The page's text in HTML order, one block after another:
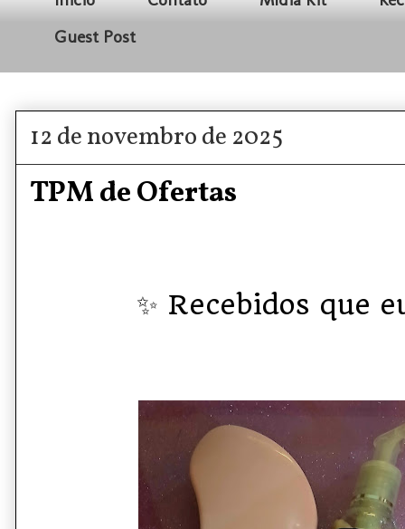
Guest Post
12 de novembro de 2025
TPM de Ofertas
✨ Recebidos que